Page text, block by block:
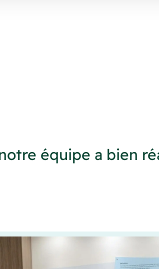
équipe a bien